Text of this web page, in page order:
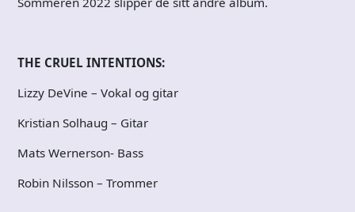
THE CRUEL INTENTIONS:
Lizzy DeVine – Vokal og gitar
Kristian Solhaug – Gitar
Mats Wernerson- Bass
Robin Nilsson – Trommer